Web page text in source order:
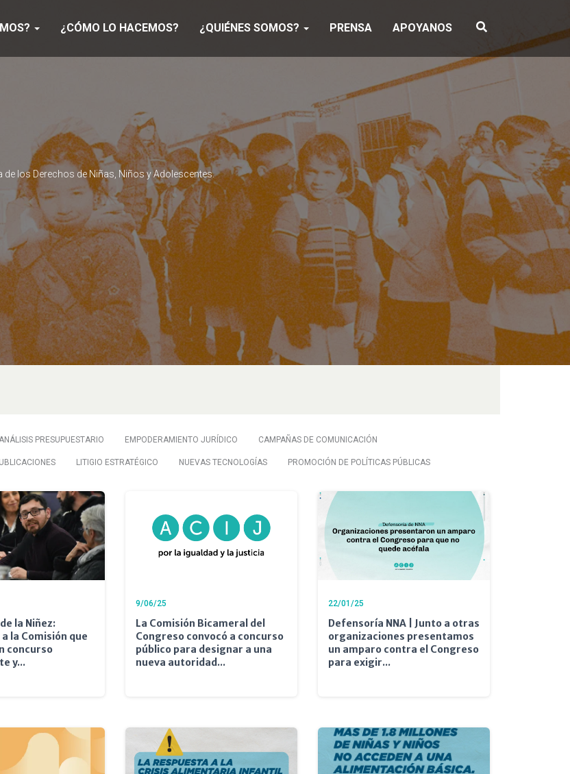
¿CÓMO LO HACEMOS? ¿QUIÉNES SOMOS? PRENSA APOYANOS
los Derechos de Niñas, Niños y Adolescentes.
ANÁLISIS PRESUPUESTARIO EMPODERAMIENTO JURÍDICO CAMPAÑAS DE COMUNICACIÓN
LITIGIO ESTRATÉGICO NUEVAS TECNOLOGÍAS PROMOCIÓN DE POLÍTICAS PÚBLICAS
la Niñez:
la Comisión que
concurso
y...
9/06/25
La Comisión Bicameral del
Congreso convocó a concurso
público para designar a una
nueva autoridad...
22/01/25
Defensoría NNA | Junto a otras
organizaciones presentamos
un amparo contra el Congreso
para exigir...